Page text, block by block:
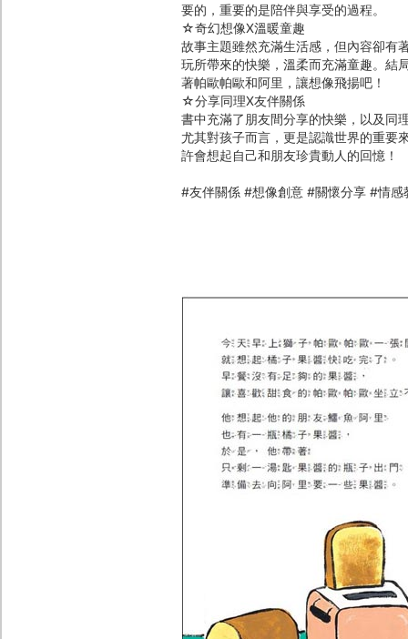
要的，重要的是陪伴與享受的過程。
☆奇幻想像X溫暖童趣
故事主題雖然充滿生活感，但內容卻有
玩所帶來的快樂，溫柔而充滿童趣。結
著帕歐帕歐和阿里，讓想像飛揚吧！
☆分享同理X友伴關係
書中充滿了朋友間分享的快樂，以及同
尤其對孩子而言，更是認識世界的重要
許會想起自己和朋友珍貴動人的回憶！
#友伴關係 #想像創意 #關懷分享 #情感